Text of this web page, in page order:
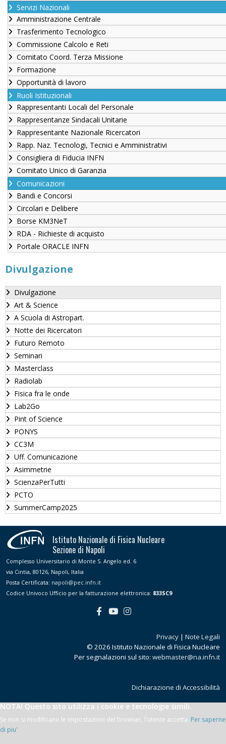
Servizi Nazionali
Amministrazione Centrale
Trasferimento Tecnologico
Commissione Calcolo e Reti
Comitato Coord. Terza Missione
Formazione
Opportunità di lavoro
Ruoli Istituzionali
Rappresentanti Locali del Personale
Rappresentanze Sindacali Unitarie
Rappresentante Nazionale Ricercatori
Rapp. Naz. Tecnologi, Tecnici e Amministrativi
Consigliera di Fiducia INFN
Comitato Unico di Garanzia
Comunicazioni
Bandi e Concorsi
Circolari e Delibere
Borse KM3NeT
RDA - Richieste di acquisto
Portale ORACLE INFN
Divulgazione
Divulgazione
Art & Science
A Scuola di Astropart.
Notte dei Ricercatori
Futuro Remoto
Seminari
Masterclass
Radiolab
Fisica fra le onde
Lab2Go
Pint of Science
PONYS
CC3M
Uff. Comunicazione
Asimmetrie
ScienzaPerTutti
PCTO
SummerCamp2025
Istituto Nazionale di Fisica Nucleare
Sezione di Napoli
Complesso Universitario di Monte S. Angelo ed. 6
via Cintia, 80126, Napoli, Italia
Posta Certificata: napoli@pec.infn.it
Codice Univoco Ufficio per la fatturazione elettronica: 833SC9
Privacy | Note Legali
© 2026 Istituto Nazionale di Fisica Nucleare
Per segnalazioni sul sito: webmaster@na.infn.it
Dichiarazione di Accessibilità
NOTA! Questo sito utilizza i cookie e tecnologie simili.
Se non si modificano le impostazioni del browser, l'utente accetta. Per saperne
di piu'